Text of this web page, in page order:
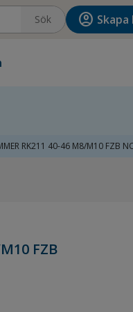
Sök account_circle
RK211 40-46 M8/M10 FZB
FZB